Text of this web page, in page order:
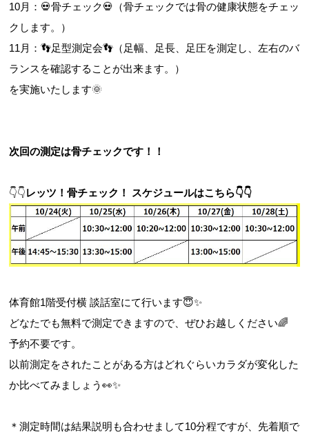
10月：💀骨チェック💀（骨チェックでは骨の健康状態をチェッ
クします。）
11月：👣足型測定会👣（足幅、足長、足圧を測定し、左右のバ
ランスを確認することが出来ます。）
を実施いたします🌞
次回の測定は骨チェックです！！
👇👇レッツ！骨チェック！ スケジュールはこちら👇👇
体育館1階受付横 談話室にて行います😇✨
どなたでも無料で測定できますので、ぜひお越しください🌈
予約不要です。
以前測定をされたことがある方はどれぐらいカラダが変化した
か比べてみましょう👀✨
＊測定時間は結果説明も合わせまして10分程ですが、先着順で